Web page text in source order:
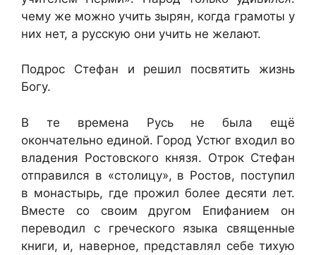
чему же можно учить зырян, когда грамоты у
них нет, а русскую они учить не желают.
Подрос Стефан и решил посвятить жизнь
Богу.
В те времена Русь не была ещё
окончательно единой. Город Устюг входил во
владения Ростовского князя. Отрок Стефан
отправился в «столицу», в Ростов, поступил
в монастырь, где прожил более десяти лет.
Вместе со своим другом Епифанием он
переводил с греческого языка священные
книги, и, наверное, представлял себе тихую